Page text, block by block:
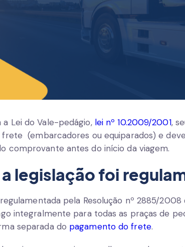
a Lei doVale-pedágio, lei nº 10.2009/2001,
(embarcadores ou equiparados) e
comprovante antes do início da viagem.
a legislação foi
pela Resolução nº 2885/
integralmente para todas as praças de
separada do pagamento do frete.